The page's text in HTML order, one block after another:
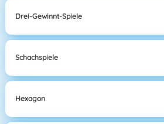
Drei-Gewinnt-Spiele
Schachspiele
Hexagon